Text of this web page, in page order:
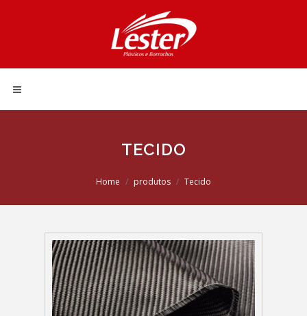
TECIDO
Home produtos Tecido